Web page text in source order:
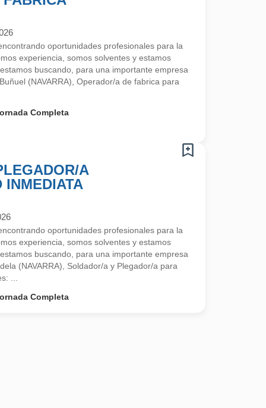
oportunidades profesionales para la
experiencia, somos solventes y estamos
buscando, para una importante empresa
(NAVARRA), Operador/a de fabrica para
Completa
A
INMEDIATA
oportunidades profesionales para la
experiencia, somos solventes y estamos
buscando, para una importante empresa
(NAVARRA), Soldador/a y Plegador/a para
...
Completa